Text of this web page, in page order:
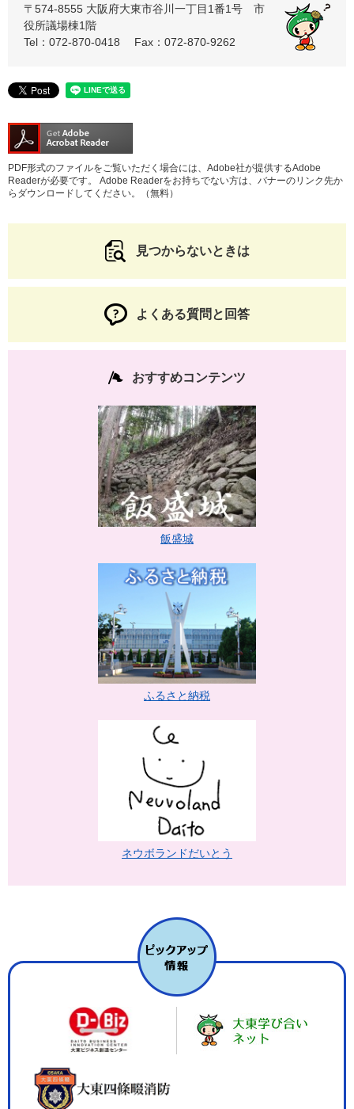
〒574-8555 大阪府大東市谷川一丁目1番1号 市
役所議場棟1階
Tel：072-870-0418
Fax：072-870-9262
PDF形式のファイルをご覧いただく場合には、Adobe社が提供するAdobe
Readerが必要です。
Adobe Readerをお持ちでない方は、バナーのリンク先か
らダウンロードしてください。（無料）
見つからないときは
よくある質問と回答
おすすめコンテンツ
飯盛城
ふるさと納税
ネウボランドだいとう